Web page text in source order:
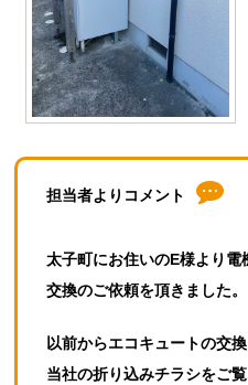
担当者よりコメント
太子町にお住いのE様より
交換のご依頼を頂きました。
以前からエコキュートの交
当社の折り込みチラシをご覧